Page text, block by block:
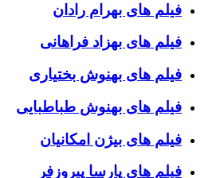
فیلم های بهرام رادان
فیلم های بهزاد فراهانی
فیلم های بهنوش بختیاری
فیلم های بهنوش طباطبایی
فیلم های بیژن امکانیان
فیلم های پارسا پیروزفر